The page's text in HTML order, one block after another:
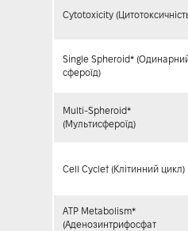
Cytotoxicity
Single Spheroid*
сфероїд)
Multi-Spheroid*
(Мультисфероїд)
Cell Cycle† (Клітинний цикл)
ATP Metabolism*
(Аденозинтрифосфат